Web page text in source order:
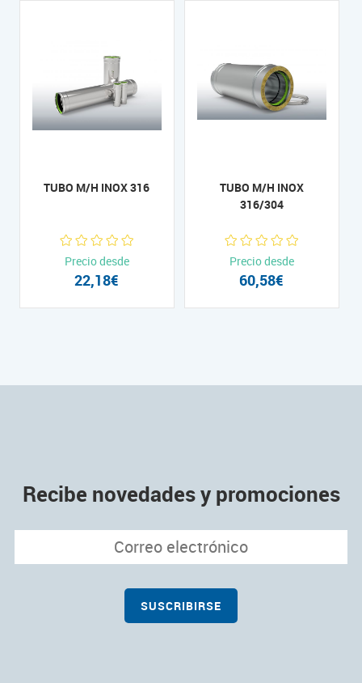
TUBO M/H INOX 316
Precio desde
22,18€
TUBO M/H INOX
316/304
Precio desde
60,58€
Recibe novedades y promociones